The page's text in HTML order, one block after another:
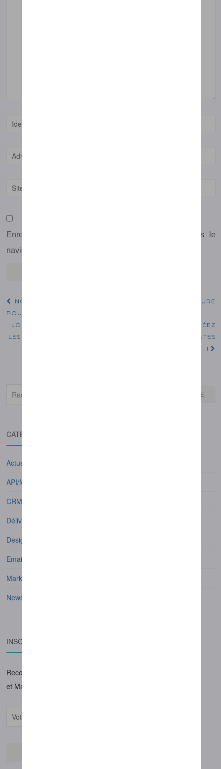
Enregistrer mon nom, mon e-mail et mon site dans le
navigateur pour mon prochain commentaire.
Navigation d'article
NOUVEAUTÉ: LE MARKETING AUTOMATION SUR MESURE
POUR VOTRE ACTIVITÉ !
LOGICIEL EMAILING ET INTELLIGENCE ARTIFICIELLE: CRÉEZ
LES MEILLEURS OBJETS ET DES IMAGES ÉPOUSTOUFLANTES
!
Recherche : RECHERCHE
CATÉGORIES
Actus Mail Next
API/Modules
CRM / Gestion de contacts
Délivrabilité
Design
Email Marketing
Marketing Automation
Newsletters / Presse
INSCRIVEZ VOUS À LA NEWSLETTER
Recevez les dernières actualités et astuces en E-mailing
et Marketing automation: